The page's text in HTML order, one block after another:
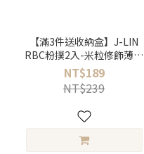
【滿3件送收納盒】J-LIN
RBC粉撲2入-米粒修飾薄款
BG553
NT$189
NT$239